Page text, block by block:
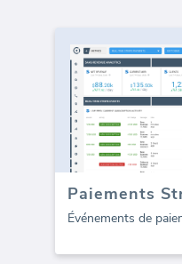
Événements de